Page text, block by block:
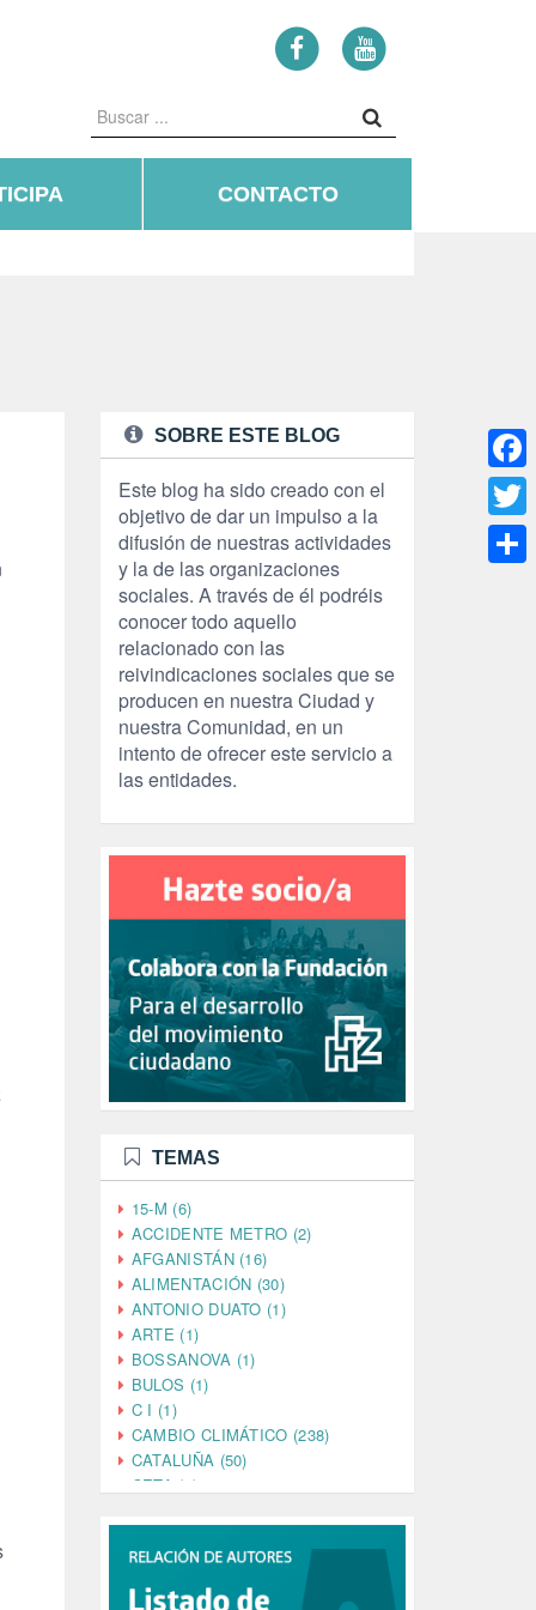
CONTACTO
SOBRE ESTE BLOG
Este blog ha sido creado con el
objetivo de dar un impulso a la
difusión de nuestras actividades
y la de las organizaciones
sociales. A través de él podréis
conocer todo aquello
relacionado con las
reivindicaciones sociales que se
producen en nuestra Ciudad y
nuestra Comunidad, en un
intento de ofrecer este servicio a
las entidades.
TEMAS
15-M (6)
ACCIDENTE METRO (2)
AFGANISTÁN (16)
ALIMENTACIÓN (30)
ANTONIO DUATO (1)
ARTE (1)
BOSSANOVA (1)
BULOS (1)
C I (1)
CAMBIO CLIMÁTICO (238)
CATALUÑA (50)
CETA (2)
CINE (35)
CIUDADANÍA (633)